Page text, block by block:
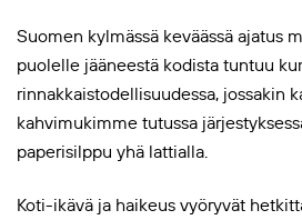
Suomen kylmässä keväässä ajatus
puolelle jääneestä kodista tuntuu
rinnakkaistodellisuudessa, jossakin
kahvimukimme tutussa
paperisilppu yhä lattialla.
Koti-ikävä ja haikeus vyöryvät